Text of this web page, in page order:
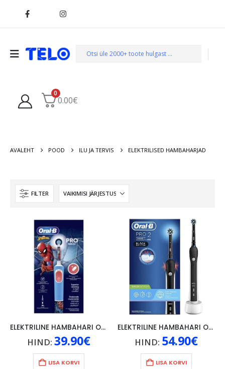
0
0.00€
AVALEHT POOD ILU JA TERVIS ELEKTRILISED HAMBAHARJAD
FILTER
ELEKTRILINE HAMBAHARI ORAL-B KIDS SPIDERMAN 3+
HIND: 39.90€
LISA KORVI
ELEKTRILINE HAMBAHARI ORAL-B PRO 2
HIND: 54.90€
LISA KORVI